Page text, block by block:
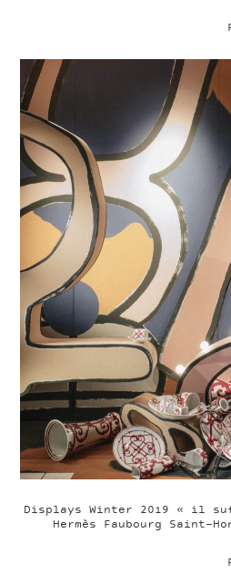
Displays Winter 2019 « il
Hermès Faubourg Saint-